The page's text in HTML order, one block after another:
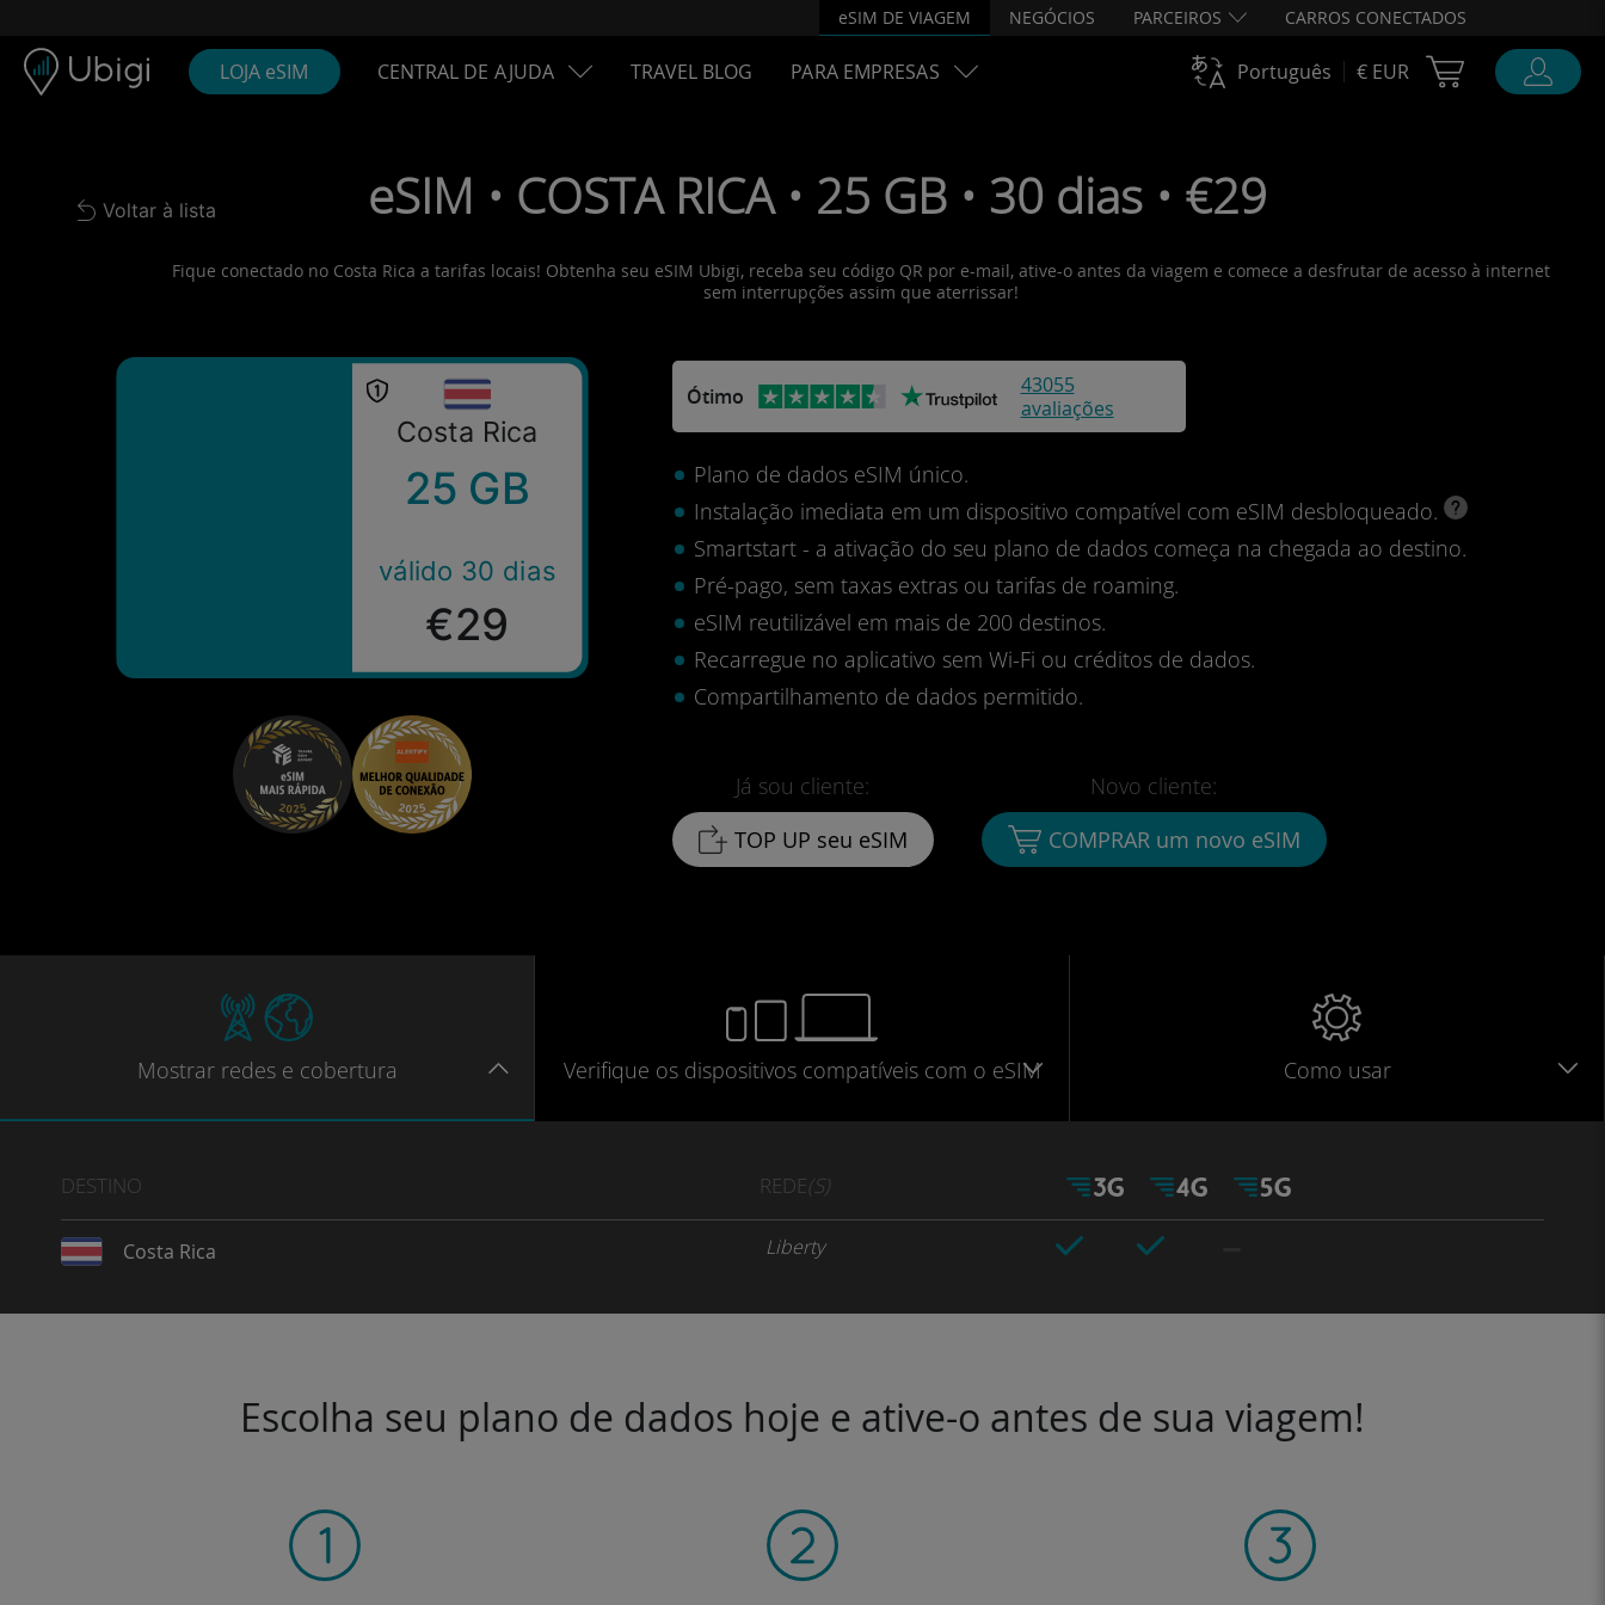
eSIM DE VIAGEM NEGÓCIOS PARCEIROS CARROS CONECTADOS
LOJA eSIM CENTRAL DE AJUDA TRAVEL BLOG PARA EMPRESAS Português € EUR Cart Ubigi
Back to list
Voltar à lista eSIM • COSTA RICA • 25 GB • 30 dias • €29
Fique conectado no Costa Rica a tarifas locais! Obtenha seu eSIM Ubigi, receba seu código QR por e-mail, ative-o antes da viagem e comece a desfrutar de acesso à internet
sem interrupções assim que aterrissar!
Costa Rica
25 GB
válido 30 dias
€29
Ótimo
43055
avaliações
Plano de dados eSIM único.
Instalação imediata em um dispositivo compatível com eSIM desbloqueado.
Smartstart - a ativação do seu plano de dados começa na chegada ao destino.
Pré-pago, sem taxas extras ou tarifas de roaming.
eSIM reutilizável em mais de 200 destinos.
Recarregue no aplicativo sem Wi-Fi ou créditos de dados.
Compartilhamento de dados permitido.
Já sou cliente:
TOP UP seu eSIM
Novo cliente:
COMPRAR um novo eSIM
Mostrar redes e cobertura Verifique os dispositivos compatíveis com o eSIM Como usar
DESTINO REDE(S)
Costa Rica Liberty
Escolha seu plano de dados hoje e ative-o antes de sua viagem!